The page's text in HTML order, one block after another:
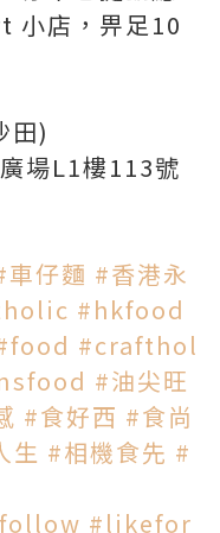
小店，畀足10
田)
場L1樓113號
車仔麵 #香港永
#hkfood
food #crafthol
#油尖旺
#食好西 #食尚
生 #相機食先 #
#likefor